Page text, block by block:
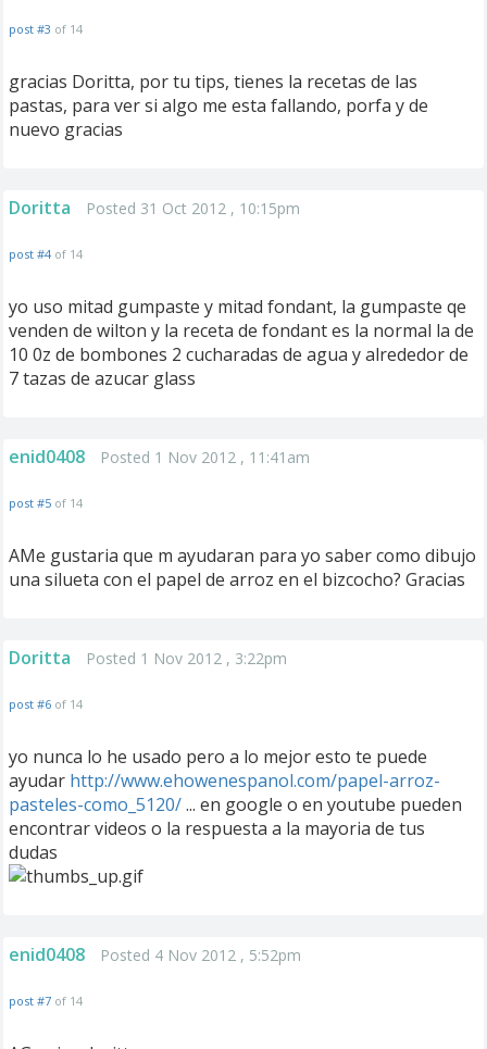
post #3 of 14
gracias Doritta, por tu tips, tienes la recetas de las
pastas, para ver si algo me esta fallando, porfa y de
nuevo gracias
Doritta Posted 31 Oct 2012 , 10:15pm
post #4 of 14
yo uso mitad gumpaste y mitad fondant, la gumpaste qe
venden de wilton y la receta de fondant es la normal la de
10 0z de bombones 2 cucharadas de agua y alrededor de
7 tazas de azucar glass
enid0408 Posted 1 Nov 2012 , 11:41am
post #5 of 14
AMe gustaria que m ayudaran para yo saber como dibujo
una silueta con el papel de arroz en el bizcocho? Gracias
Doritta Posted 1 Nov 2012 , 3:22pm
post #6 of 14
yo nunca lo he usado pero a lo mejor esto te puede
ayudar http://www.ehowenespanol.com/papel-arroz-
pasteles-como_5120/... en google o en youtube pueden
encontrar videos o la respuesta a la mayoria de tus
dudas
enid0408 Posted 4 Nov 2012 , 5:52pm
post #7 of 14